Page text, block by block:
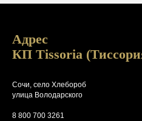
Адрес
КП Tissoria
Сочи, село Хлебороб
улица Володарского
8 800 700 3261